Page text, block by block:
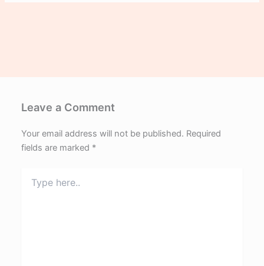
Leave a Comment
Your email address will not be published. Required
fields are marked *
here..